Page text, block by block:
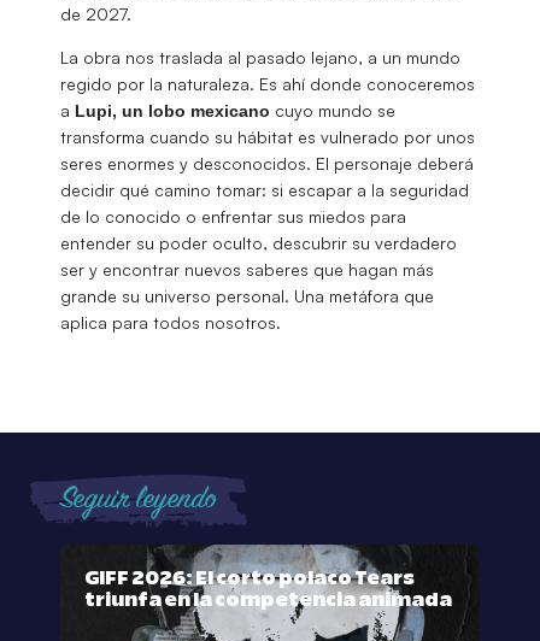
de 2027.
La obra nos traslada al pasado lejano, a un mundo
regido por la naturaleza. Es ahí donde conoceremos
a Lupi, un lobo mexicano cuyo mundo se
transforma cuando su hábitat es vulnerado por unos
seres enormes y desconocidos. El personaje deberá
decidir qué camino tomar: si escapar a la seguridad
de lo conocido o enfrentar sus miedos para
entender su poder oculto, descubrir su verdadero
ser y encontrar nuevos saberes que hagan más
grande su universo personal. Una metáfora que
aplica para todos nosotros.
Seguir leyendo
GIFF 2026: El corto polaco Tears
triunfa en la competencia animada